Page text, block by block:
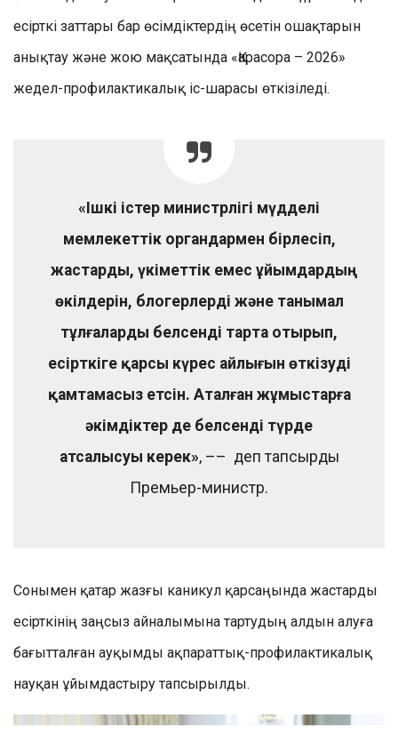
есірткі заттары бар өсімдіктердің өсетін ошақтарын
анықтау және жою мақсатында «Қарасора – 2026»
жедел-профилактикалық іс-шарасы өткізіледі.
«Ішкі істер министрлігі мүдделі
мемлекеттік органдармен бірлесіп,
жастарды, үкіметтік емес ұйымдардың
өкілдерін, блогерлерді және танымал
тұлғаларды белсенді тарта отырып,
есірткіге қарсы күрес айлығын өткізуді
қамтамасыз етсін. Аталған жұмыстарға
әкімдіктер де белсенді түрде
атсалысуы керек», –– деп тапсырды
Премьер-министр.
Сонымен қатар жазғы каникул қарсаңында жастарды
есірткінің заңсыз айналымына тартудың алдын алуға
бағытталған ауқымды ақпараттық-профилактикалық
науқан ұйымдастыру тапсырылды.